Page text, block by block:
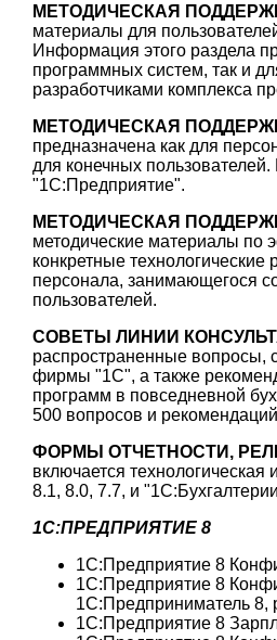
МЕТОДИЧЕСКАЯ
материалы для
Информация этого раздела
программных систем, так и
разработчиками комплекса
МЕТОДИЧЕСКАЯ
предназначена как для
для конечных
"1С:Предприятие".
МЕТОДИЧЕСКАЯ
методические материалы по
конкретные
персонала, занимающегося
пользователей.
СОВЕТЫ ЛИНИИ
распространенные вопросы,
фирмы "1С", а также
программ в повседневной
500 вопросов и
ФОРМЫ ОТЧЕТНОСТИ,
включается
8.1, 8.0, 7.7, и
1С:ПРЕДПРИЯТИЕ 8
1С:Предприятие 8
1С:Предприятие 8
1С:Предприниматель 8,
1С:Предприятие 8